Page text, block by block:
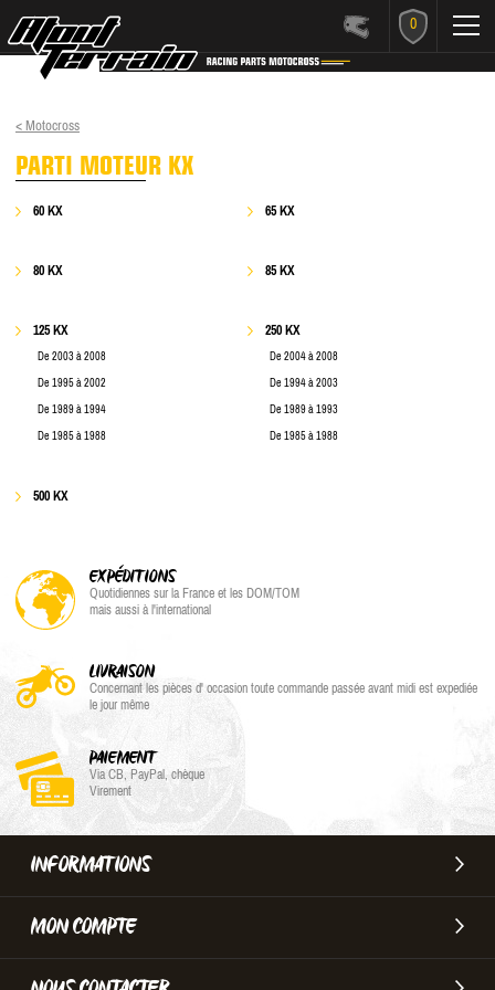
0
< Motocross
PARTI MOTEUR KX
60 KX 65 KX
80 KX 85 KX
125 KX
De 2003 à 2008
De 1995 à 2002
De 1989 à 1994
De 1985 à 1988
250 KX
De 2004 à 2008
De 1994 à 2003
De 1989 à 1993
De 1985 à 1988
500 KX
EXPÉDITIONS
Quotidiennes sur la France et les DOM/TOM
mais aussi à l'international
LIVRAISON
Concernant les pièces d' occasion toute commande passée avant midi est expediée
le jour même
PAIEMENT
Via CB, PayPal, chèque
Virement
INFORMATIONS
MON COMPTE